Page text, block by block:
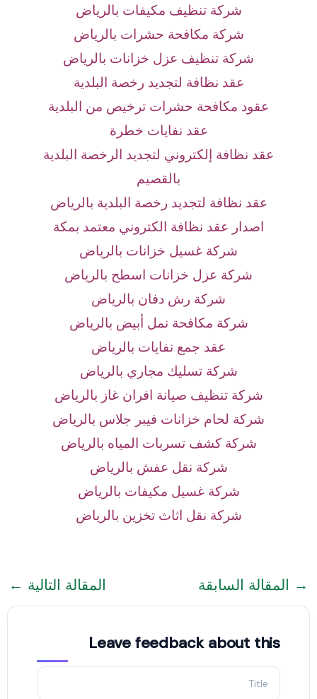
شركة تنظيف مكيفات بالرياض
شركة مكافحة حشرات بالرياض
شركة تنظيف عزل خزانات بالرياض
عقد نظافة لتجديد رخصة البلدية
عقود مكافحة حشرات ترخيص من البلدية
عقد نفايات خطرة
عقد نظافة إلكتروني لتجديد الرخصة البلدية
بالقصيم
عقد نظافة لتجديد رخصة البلدية بالرياض
اصدار عقد نظافة الكتروني معتمد بمكة
شركة غسيل خزانات بالرياض
شركة عزل خزانات اسطح بالرياض
شركة رش دفان بالرياض
شركة مكافحة نمل أبيض بالرياض
عقد جمع نفايات بالرياض
شركة تسليك مجاري بالرياض
شركة تنظيف صيانة افران غاز بالرياض
شركة لحام خزانات فيبر جلاس بالرياض
شركة كشف تسربات المياه بالرياض
شركة نقل عفش بالرياض
شركة غسيل مكيفات بالرياض
شركة نقل اثاث تخزين بالرياض
→ المقالة السابقة المقالة التالية ←
Leave feedback about this